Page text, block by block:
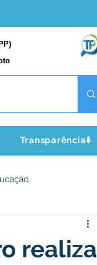
Transparência⬇️
realiza